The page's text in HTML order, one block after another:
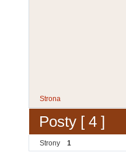
Strona
Posty [ 4 ]
Strony 1